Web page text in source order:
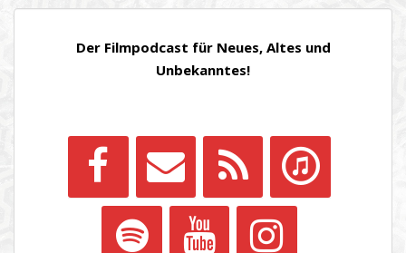
BEITRÄGE
Der Filmpodcast für Neues, Altes und
Unbekanntes!